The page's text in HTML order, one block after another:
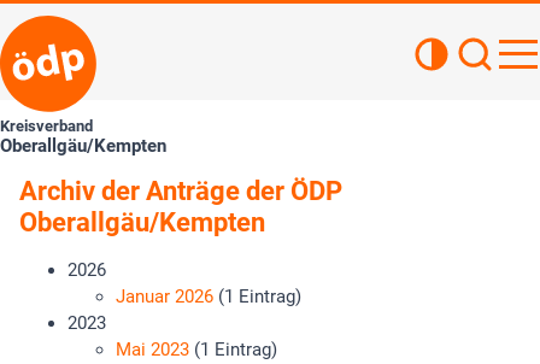
Kreisverband
Oberallgäu/Kempten
Archiv der Anträge der ÖDP
Oberallgäu/Kempten
2026
Januar 2026 (1 Eintrag)
2023
Mai 2023 (1 Eintrag)